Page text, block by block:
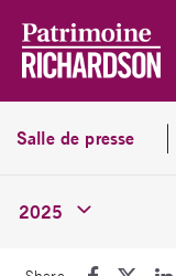
Salle de presse
2025